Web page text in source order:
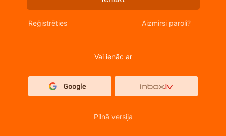
Reģistrēties Aizmirsi paroli?
Vai ienāc ar
Pilnā versija